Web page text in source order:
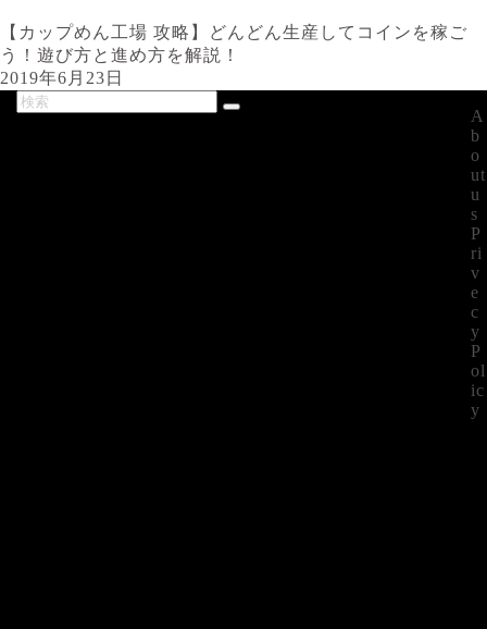
【カップめん工場 攻略】どんどん生産してコインを稼ご
う！遊び方と進め方を解説！
2019年6月23日
A
b
o
ut
u
s
P
ri
v
e
c
y
P
ol
ic
y